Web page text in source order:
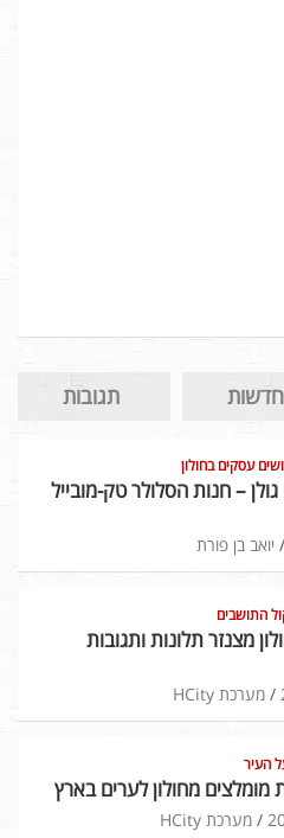
חדשות תגובות
עסקים בחולון
גולן – חנות הסלולר טק-מובייל
יואב בן פורת
התושבים
מצנזר תלונות ותגובות
מערכת HCity
העיר
מומלצים מחולון לערים בארץ
מערכת HCity